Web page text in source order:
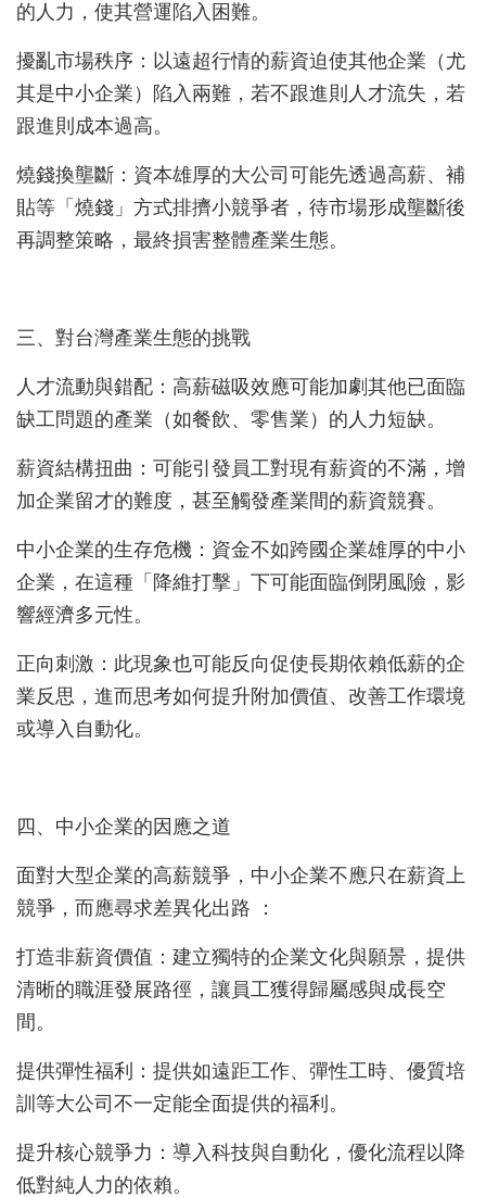
的人力，使其營運陷入困難。
擾亂市場秩序：以遠超行情的薪資迫使其他企業（尤
其是中小企業）陷入兩難，若不跟進則人才流失，若
跟進則成本過高。
燒錢換壟斷：資本雄厚的大公司可能先透過高薪、補
貼等「燒錢」方式排擠小競爭者，待市場形成壟斷後
再調整策略，最終損害整體產業生態。
三、對台灣產業生態的挑戰
人才流動與錯配：高薪磁吸效應可能加劇其他已面臨
缺工問題的產業（如餐飲、零售業）的人力短缺。
薪資結構扭曲：可能引發員工對現有薪資的不滿，增
加企業留才的難度，甚至觸發產業間的薪資競賽。
中小企業的生存危機：資金不如跨國企業雄厚的中小
企業，在這種「降維打擊」下可能面臨倒閉風險，影
響經濟多元性。
正向刺激：此現象也可能反向促使長期依賴低薪的企
業反思，進而思考如何提升附加價值、改善工作環境
或導入自動化。
四、中小企業的因應之道
面對大型企業的高薪競爭，中小企業不應只在薪資上
競爭，而應尋求差異化出路 ：
打造非薪資價值：建立獨特的企業文化與願景，提供
清晰的職涯發展路徑，讓員工獲得歸屬感與成長空
間。
提供彈性福利：提供如遠距工作、彈性工時、優質培
訓等大公司不一定能全面提供的福利。
提升核心競爭力：導入科技與自動化，優化流程以降
低對純人力的依賴。